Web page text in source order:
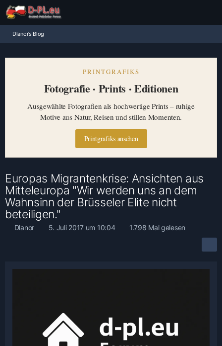
Dlanor’s Blog
PRINTGRAFIKS
Fotografie · Prints · Editionen
Ausgewählte Fotografien als hochwertige Prints – ruhige
Motive aus Natur, Reisen und stillen Momenten.
Printgrafiks ansehen
Europas Migrantenkrise: Ansichten aus
Mitteleuropa "Wir werden uns an dem
Wahnsinn der Brüsseler Elite nicht
beteiligen."
Dlanor 5. Juli 2017 um 10:04 1.798 Mal gelesen